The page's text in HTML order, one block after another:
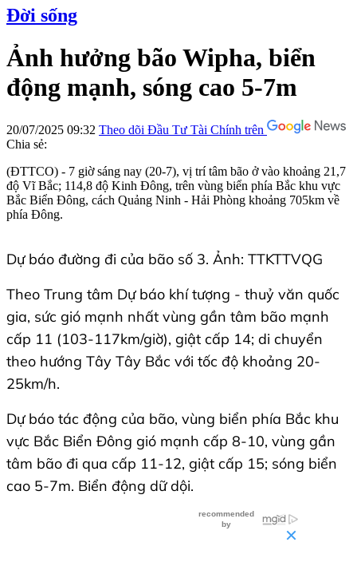
Đời sống
Ảnh hưởng bão Wipha, biển
động mạnh, sóng cao 5-7m
20/07/2025 09:32 Theo dõi Đầu Tư Tài Chính trên
Chia sẻ:
(ĐTTCO) - 7 giờ sáng nay (20-7), vị trí tâm bão ở vào khoảng 21,7
độ Vĩ Bắc; 114,8 độ Kinh Đông, trên vùng biển phía Bắc khu vực
Bắc Biển Đông, cách Quảng Ninh - Hải Phòng khoảng 705km về
phía Đông.
Dự báo đường đi của bão số 3. Ảnh: TTKTTVQG
Theo Trung tâm Dự báo khí tượng - thuỷ văn quốc
gia, sức gió mạnh nhất vùng gần tâm bão mạnh
cấp 11 (103-117km/giờ), giật cấp 14; di chuyển
theo hướng Tây Tây Bắc với tốc độ khoảng 20-
25km/h.
Dự báo tác động của bão, vùng biển phía Bắc khu
vực Bắc Biển Đông gió mạnh cấp 8-10, vùng gần
tâm bão đi qua cấp 11-12, giật cấp 15; sóng biển
cao 5-7m. Biển động dữ dội.